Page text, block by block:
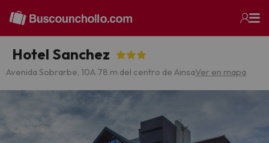
Hotel Sanchez
Avenida Sobrarbe, 10A 78 m del centro de AinsaVer en mapa